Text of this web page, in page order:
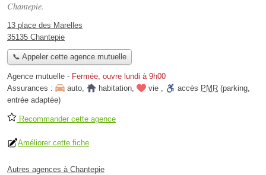
Chantepie.
13 place des Marelles
35135 Chantepie
📞 Appeler cette agence mutuelle
Agence mutuelle - Fermée, ouvre lundi à 9h00
Assurances :
auto, habitation, vie , accès PMR (parking,
entrée adaptée)
Recommander cette agence
Améliorer cette fiche
Autres agences à Chantepie